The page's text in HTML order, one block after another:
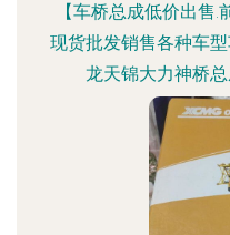
【车桥总成低价出售
现货批发销售各种车
龙天锦大力神桥总